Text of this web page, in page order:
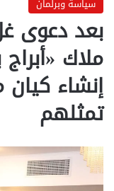
سياسة وبرلمان
بعد دعوى
ملاك
إنشاء
تمثلهم